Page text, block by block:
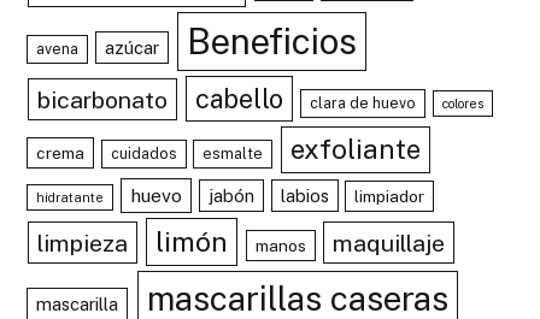
avena azúcar Beneficios
bicarbonato cabello clara de huevo colores
crema cuidados esmalte exfoliante
hidratante huevo jabón labios limpiador
limpieza limón manos maquillaje
mascarilla mascarillas caseras